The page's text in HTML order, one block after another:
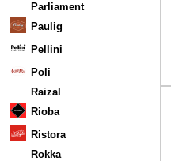
Parliament
Paulig
Pellini
Poli
Raizal
Rioba
Ristora
Rokka